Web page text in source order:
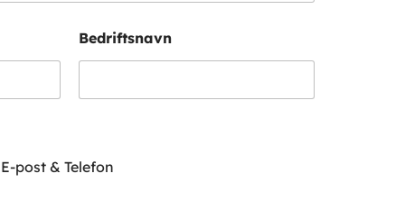
Bedriftsnavn
E-post & Telefon